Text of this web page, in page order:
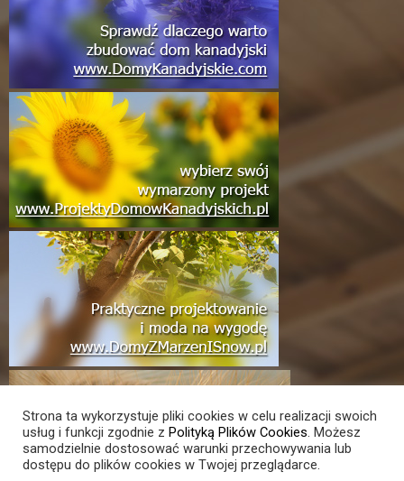
Strona ta wykorzystuje pliki cookies w celu realizacji swoich
usług i funkcji zgodnie z Polityką Plików Cookies. Możesz
samodzielnie dostosować warunki przechowywania lub
dostępu do plików cookies w Twojej przeglądarce.